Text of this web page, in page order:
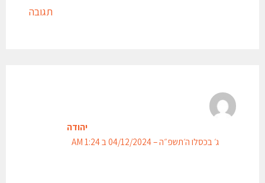
תגובה
יהודה
ג׳ בכסלו ה׳תשפ״ה – 04/12/2024 ב 1:24 AM